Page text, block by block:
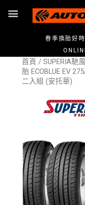
春季換胎好
首頁 / SUPERIA馳
胎 ECOBLUE EV
二入組 (安托華)